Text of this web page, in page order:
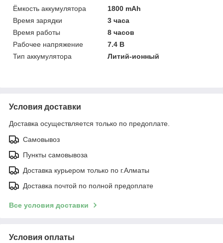
Ёмкость аккумулятора
1800 mAh
Время зарядки
3 часа
Время работы
8 часов
Рабочее напряжение
7.4 В
Тип аккумулятора
Литий-ионный
Условия доставки
Доставка осуществляется только по предоплате.
Самовывоз
Пункты самовывоза
Доставка курьером только по г.Алматы
Доставка почтой по полной предоплате
Все условия доставки
Условия оплаты